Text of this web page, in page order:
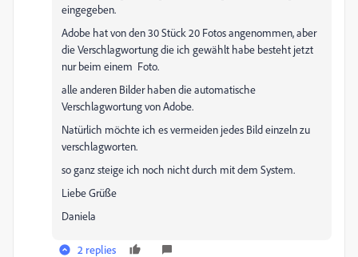
eingegeben.
Adobe hat von den 30 Stück 20 Fotos angenommen, aber
die Verschlagwortung die ich gewählt habe besteht jetzt
nur beim einem Foto.
alle anderen Bilder haben die automatische
Verschlagwortung von Adobe.
Natürlich möchte ich es vermeiden jedes Bild einzeln zu
verschlagworten.
so ganz steige ich noch nicht durch mit dem System.
Liebe Grüße
Daniela
2 replies